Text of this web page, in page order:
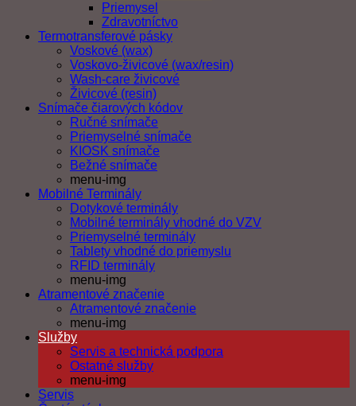
Priemysel
Zdravotníctvo
Termotransferové pásky
Voskové (wax)
Voskovo-živicové (wax/resin)
Wash-care živicové
Živicové (resin)
Snímače čiarových kódov
Ručné snímače
Priemyselné snímače
KIOSK snímače
Bežné snímače
menu-img
Mobilné Terminály
Dotykové terminály
Mobilné terminály vhodné do VZV
Priemyselné terminály
Tablety vhodné do priemyslu
RFID terminály
menu-img
Atramentové značenie
Atramentové značenie
menu-img
Služby
Servis a technická podpora
Ostatné služby
menu-img
Servis